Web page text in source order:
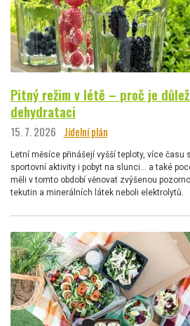
Pitný režim v létě – proč je
dehydrataci
15. 7. 2026 Jídelní plán
Letní měsíce přinášejí vyšší teploty, více času
sportovní aktivity i pobyt na slunci… a také
měli v tomto období věnovat zvýšenou
tekutin a minerálních látek neboli elektrolytů.